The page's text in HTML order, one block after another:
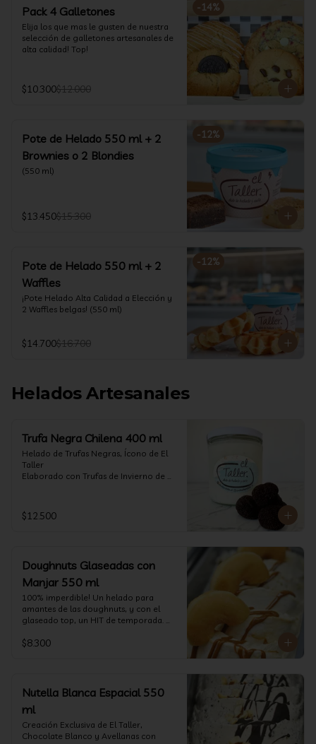
-14%
Pack 4 Galletones
Elija los que mas le gusten de nuestra
selección de galletones artesanales de
alta calidad! Top!
$10.300$12.000
-12%
Pote de Helado 550 ml + 2
Brownies o 2 Blondies
(550 ml)
$13.450$15.300
-12%
Pote de Helado 550 ml + 2
Waffles
¡Pote Helado Alta Calidad a Elección y
2 Waffles belgas! (550 ml)
$14.700$16.700
Helados Artesanales
Trufa Negra Chilena 400 ml
Helado de Trufas Negras, Ícono de El
Taller
Elaborado con Trufas de Invierno de
cremoso y con un delicado proceso
para obtener una experiencia
esta Edición es muy Limitada,
aproveche ya de vivir esta fantástica
experiencia!!
Ya disponible en www.eltallerchile.cl
$12.500
Doughnuts Glaseadas con
Manjar 550 ml
100% imperdible! Un helado para
amantes de las doughnuts, y con el
glaseado top, un HIT de temporada.
$8.300
Nutella Blanca Espacial 550
ml
Creación Exclusiva de El Taller,
Chocolate Blanco y Avellanas con